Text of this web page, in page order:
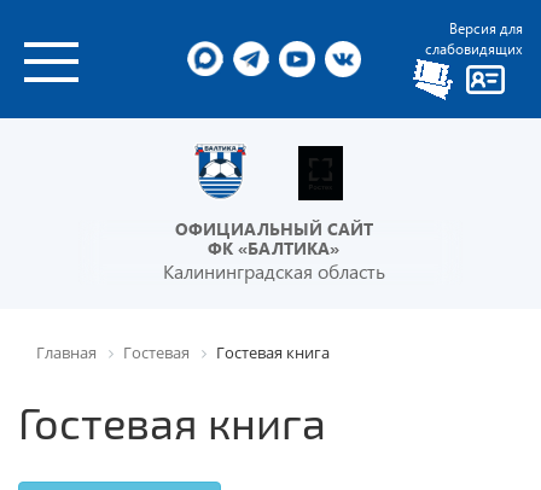
Версия для
слабовидящих
ОФИЦИАЛЬНЫЙ САЙТ
ФК «БАЛТИКА»
Калининградская область
Главная Гостевая Гостевая книга
Гостевая книга